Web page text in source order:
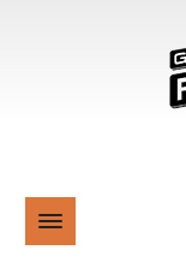
TOGGLE NAVIGATION